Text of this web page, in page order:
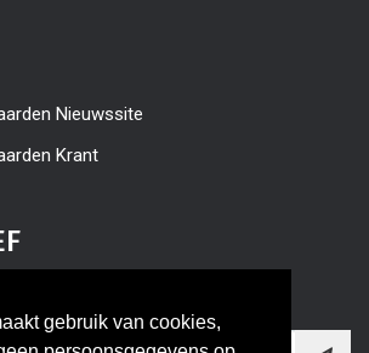
gebruik van cookies,
Nieuwssite
Krant